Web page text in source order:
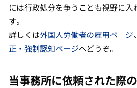
には行政処分を争うことも視野に入
す。
詳しくは外国人労働者の雇用ページ、
正・強制認知ページへどうぞ。
当事務所に依頼された際